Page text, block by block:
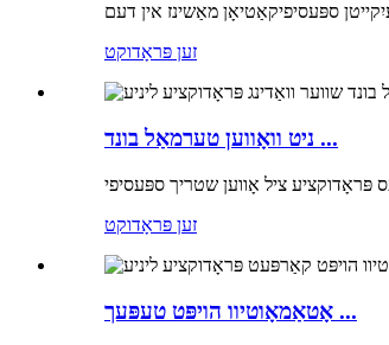
זען פּראָדוקט
ניט וואָווען טערמאַל בונד ...
זען פּראָדוקט
אָטאַמאָוטיוו הויפּט טעפּעך ...